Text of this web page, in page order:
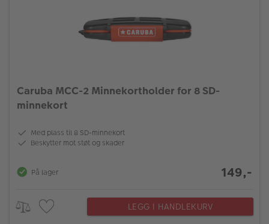
Caruba MCC-2 Minnekortholder for 8 SD-
minnekort
Med plass til 8 SD-minnekort
Beskytter mot støt og skader
På lager 149,-
LEGG I HANDLEKURV